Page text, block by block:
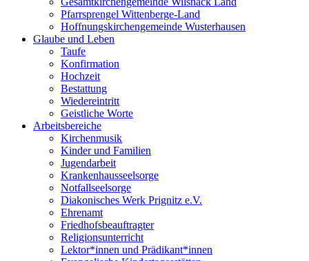
Pfarrsprengel Wittenberge-Land
Hoffnungskirchengemeinde Wusterhausen
Glaube und Leben
Taufe
Konfirmation
Hochzeit
Bestattung
Wiedereintritt
Geistliche Worte
Arbeitsbereiche
Kirchenmusik
Kinder und Familien
Jugendarbeit
Krankenhausseelsorge
Notfallseelsorge
Diakonisches Werk Prignitz e.V.
Ehrenamt
Friedhofsbeauftragter
Religionsunterricht
Lektor*innen und Prädikant*innen